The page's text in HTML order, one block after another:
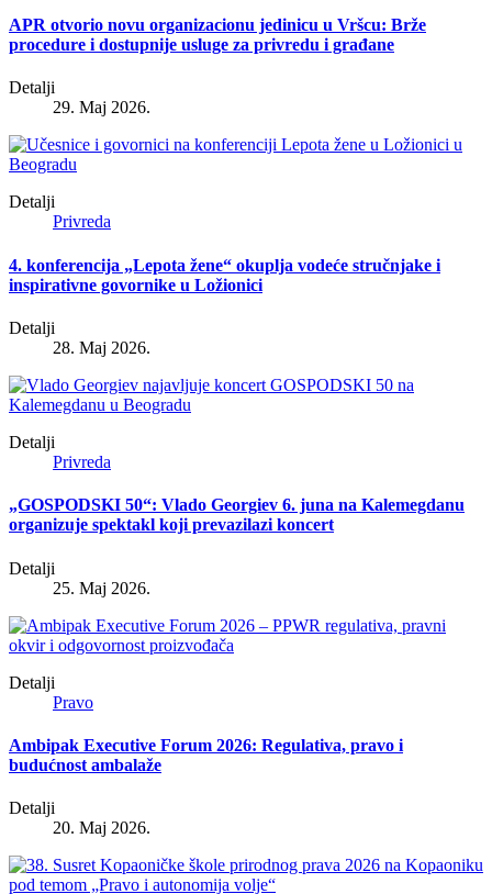
APR otvorio novu organizacionu jedinicu u Vršcu: Brže
procedure i dostupnije usluge za privredu i građane
Detalji
29. Maj 2026.
Detalji
Privreda
4. konferencija „Lepota žene“ okuplja vodeće stručnjake i
inspirativne govornike u Ložionici
Detalji
28. Maj 2026.
Detalji
Privreda
„GOSPODSKI 50“: Vlado Georgiev 6. juna na Kalemegdanu
organizuje spektakl koji prevazilazi koncert
Detalji
25. Maj 2026.
Detalji
Pravo
Ambipak Executive Forum 2026: Regulativa, pravo i
budućnost ambalaže
Detalji
20. Maj 2026.